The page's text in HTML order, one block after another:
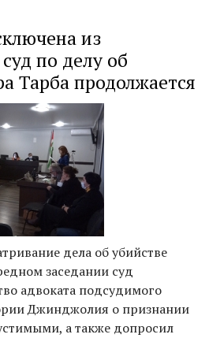
из
по делу об
Тарба продолжается
дела об убийстве
заседании суд
адвоката подсудимого
Джинджолия о признании
а также допросил